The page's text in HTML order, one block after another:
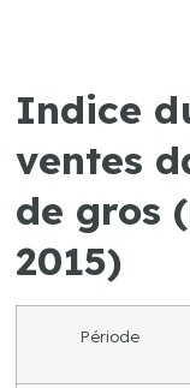
Indice
ventes
de gros
2015)
Période